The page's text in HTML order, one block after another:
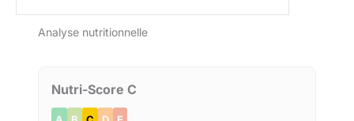
Analyse nutritionnelle
Nutri-Score C